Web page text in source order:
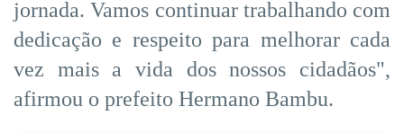
jornada. Vamos continuar trabalhando com
dedicação e respeito para melhorar cada
vez mais a vida dos nossos cidadãos",
afirmou o prefeito Hermano Bambu.